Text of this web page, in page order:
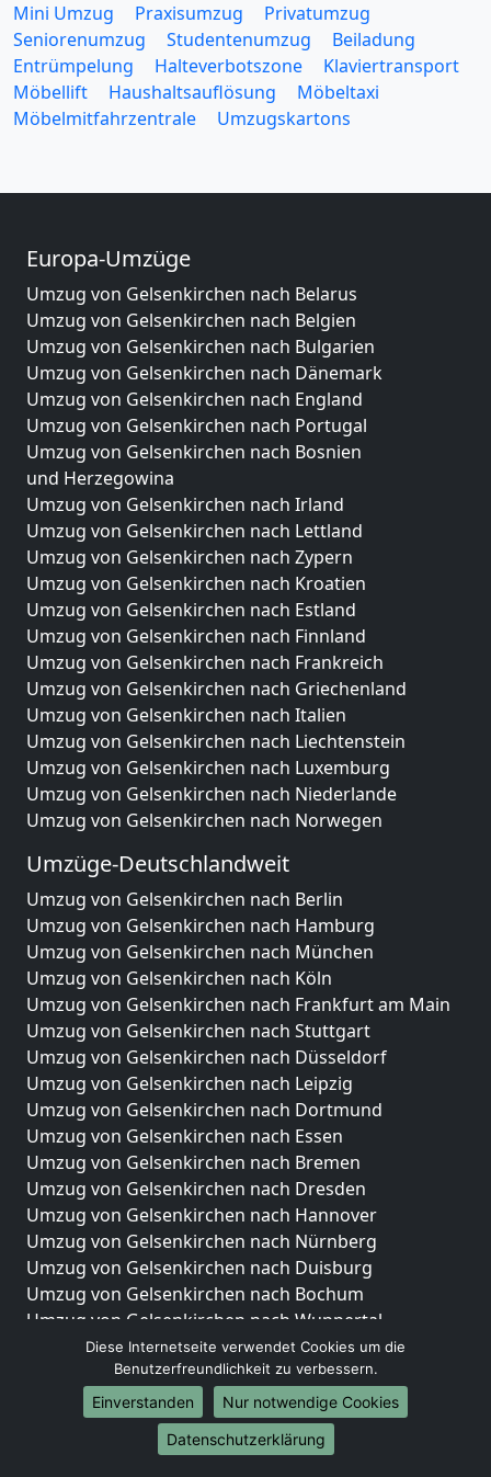
Mini Umzug
Praxisumzug
Privatumzug
Seniorenumzug
Studentenumzug
Beiladung
Entrümpelung
Halteverbotszone
Klaviertransport
Möbellift
Haushaltsauflösung
Möbeltaxi
Möbelmitfahrzentrale
Umzugskartons
Europa-Umzüge
Umzug von Gelsenkirchen nach Belarus
Umzug von Gelsenkirchen nach Belgien
Umzug von Gelsenkirchen nach Bulgarien
Umzug von Gelsenkirchen nach Dänemark
Umzug von Gelsenkirchen nach England
Umzug von Gelsenkirchen nach Portugal
Umzug von Gelsenkirchen nach Bosnien
und Herzegowina
Umzug von Gelsenkirchen nach Irland
Umzug von Gelsenkirchen nach Lettland
Umzug von Gelsenkirchen nach Zypern
Umzug von Gelsenkirchen nach Kroatien
Umzug von Gelsenkirchen nach Estland
Umzug von Gelsenkirchen nach Finnland
Umzug von Gelsenkirchen nach Frankreich
Umzug von Gelsenkirchen nach Griechenland
Umzug von Gelsenkirchen nach Italien
Umzug von Gelsenkirchen nach Liechtenstein
Umzug von Gelsenkirchen nach Luxemburg
Umzug von Gelsenkirchen nach Niederlande
Umzug von Gelsenkirchen nach Norwegen
Umzüge-Deutschlandweit
Umzug von Gelsenkirchen nach Berlin
Umzug von Gelsenkirchen nach Hamburg
Umzug von Gelsenkirchen nach München
Umzug von Gelsenkirchen nach Köln
Umzug von Gelsenkirchen nach Frankfurt am Main
Umzug von Gelsenkirchen nach Stuttgart
Umzug von Gelsenkirchen nach Düsseldorf
Umzug von Gelsenkirchen nach Leipzig
Umzug von Gelsenkirchen nach Dortmund
Umzug von Gelsenkirchen nach Essen
Umzug von Gelsenkirchen nach Bremen
Umzug von Gelsenkirchen nach Dresden
Umzug von Gelsenkirchen nach Hannover
Umzug von Gelsenkirchen nach Nürnberg
Umzug von Gelsenkirchen nach Duisburg
Umzug von Gelsenkirchen nach Bochum
Umzug von Gelsenkirchen nach Wuppertal
Umzug von Gelsenkirchen nach Bielefeld
Umzug von Gelsenkirchen nach Bonn
Umzug von Gelsenkirchen nach Münster
Internationale-Umzüge
Diese Internetseite verwendet Cookies um die
Benutzerfreundlichkeit zu verbessern.
Einverstanden
Nur notwendige Cookies
Datenschutzerklärung